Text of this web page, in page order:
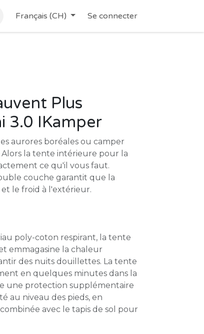
Français (CH) Se connecter
Plus
3.0 IKamper
aurores boréales ou camper
Alors la tente intérieure pour la
ce qu'il vous faut.
couche garantit que la
le froid à l'extérieur.
poly-coton respirant, la tente
emmagasine la chaleur
des nuits douillettes. La tente
en quelques minutes dans la
une protection supplémentaire
au niveau des pieds, en
avec le tapis de sol pour